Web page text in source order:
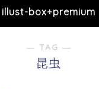
illust-box+premium
― TAG ―
昆虫